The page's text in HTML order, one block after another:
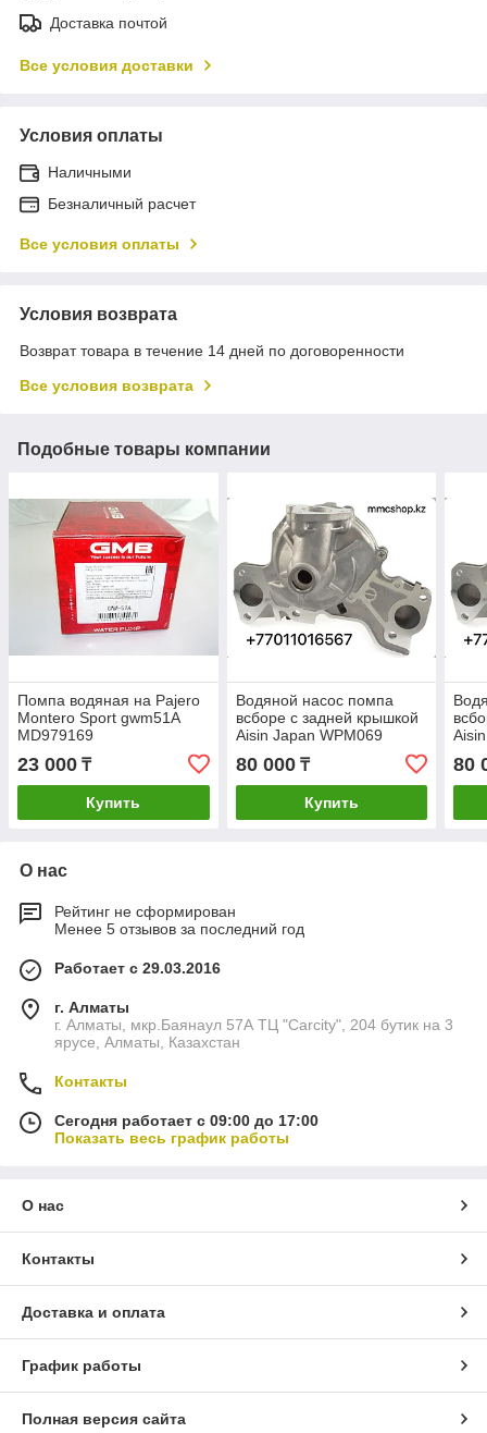
Доставка почтой
Все условия доставки
Условия оплаты
Наличными
Безналичный расчет
Все условия оплаты
Условия возврата
Возврат товара в течение 14 дней по договоренности
Все условия возврата
Подобные товары компании
Помпа водяная на Pajero
Montero Sport gwm51A
MD979169
23 000 ₸
Купить
Водяной насос помпа
всборе с задней крышкой
Aisin Japan WPM069
mitsubishi pajero 3-4
митсубиси паджеро 3-4
GWM79A GMB MD979171
80 000₸
Купить
80
О нас
Рейтинг не сформирован
Менее 5 отзывов за последний год
Работает с 29.03.2016
г. Алматы
г. Алматы, мкр.Баянаул 57А ТЦ "Carcity", 204 бутик на 3
ярусе, Алматы, Казахстан
Контакты
Сегодня работает с 09:00 до 17:00
Показать весь график работы
О нас
Контакты
Доставка и оплата
График работы
Полная версия сайта